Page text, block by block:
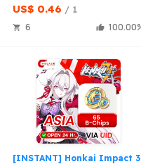
US$ 0.46 1
6 100.00
[INSTANT] Honkai Impact 3